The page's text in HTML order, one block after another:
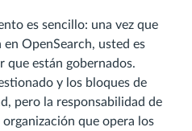
es sencillo: una vez que
OpenSearch, usted es
que están gobernados.
y los bloques de
pero la responsabilidad de
que opera los